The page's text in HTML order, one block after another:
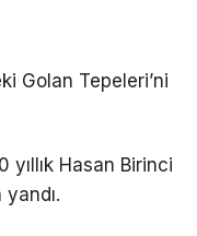
Golan Tepeleri’ni
yıllık Hasan Birinci
yandı.